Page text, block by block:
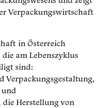
Verpackungswirtschaft
in Österreich
am Lebenszyklus
sind:
Verpackungsgestaltung,
und
Herstellung von